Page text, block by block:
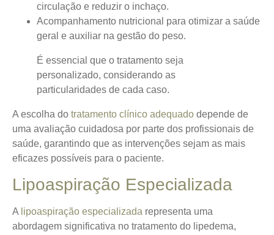
circulação e reduzir o inchaço.
Acompanhamento nutricional para otimizar a saúde
geral e auxiliar na gestão do peso.
É essencial que o tratamento seja
personalizado, considerando as
particularidades de cada caso.
A escolha do tratamento clínico adequado depende de
uma avaliação cuidadosa por parte dos profissionais de
saúde, garantindo que as intervenções sejam as mais
eficazes possíveis para o paciente.
Lipoaspiração Especializada
A lipoaspiração especializada representa uma
abordagem significativa no tratamento do lipedema,